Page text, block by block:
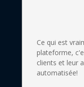
Ce qui est
plateforme,
clients et leur
automatisée!